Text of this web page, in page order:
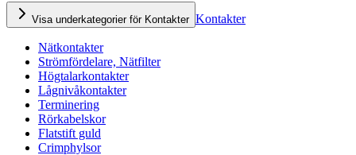
Visa underkategorier för Kontakter Kontakter
Nätkontakter
Strömfördelare, Nätfilter
Högtalarkontakter
Lågnivåkontakter
Terminering
Rörkabelskor
Flatstift guld
Crimphylsor